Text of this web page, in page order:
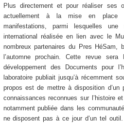
Plus directement et pour réaliser ses
actuellement à la mise en place
manifestations, parmi lesquelles
international réalisée en lien avec le
nombreux partenaires du Pres HéSam,
l’automne prochain. Cette revue
développement des Documents pour
laboratoire publiait jusqu’à récemment
propos est de mettre à disposition
connaissances reconnues sur l’histoire
notamment publiée dans les
ne disposent pas à ce jour d’un tel